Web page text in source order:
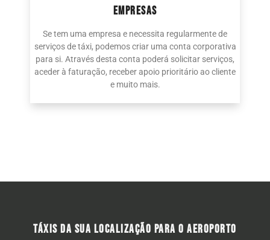
EMPRESAS
Se tem uma empresa e necessita regularmente de
serviços de táxi, podemos criar uma conta corporativa
para si. Através desta conta poderá solicitar serviços,
aceder à faturação, receber apoio prioritário ao cliente
e muito mais.
TÁXIS DA SUA LOCALIZAÇÃO PARA O AEROPORTO